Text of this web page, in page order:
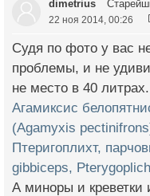
dimetrius
22 ноя 2014, 00:26
Судя по фото у вас
проблемы, и не
не место в 40 литрах.
Агамиксис
(Agamyxis
Птеригоплихт,
gibbiceps,
А миноры и креветки